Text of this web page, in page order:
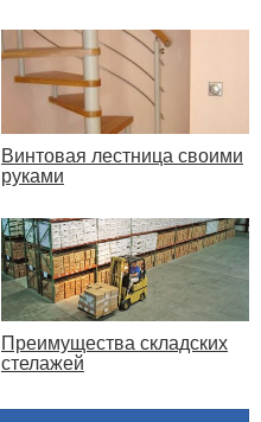
Винтовая лестница своими
руками
Преимущества складских
стелажей